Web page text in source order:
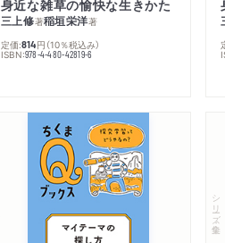
身近な雑草の愉快な生きかた
三上修著稲垣栄洋著
定価:814円 （10％税込み）
ISBN:978-4-480-42819-6
シリーズ・全集